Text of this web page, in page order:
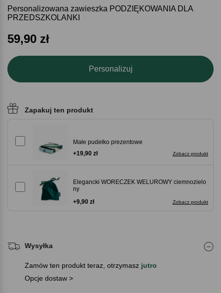
Personalizowana zawieszka PODZIĘKOWANIA DLA
PRZEDSZKOLANKI
59,90 zł
Personalizuj
Zapakuj ten produkt
Małe pudełko prezentowe
Zobacz produkt
+19,90 zł
Elegancki WORECZEK WELUROWY ciemnozielo
ny
Zobacz produkt
+9,90 zł
Wysyłka
Zamów ten produkt teraz, otrzymasz jutro
Opcje dostaw >